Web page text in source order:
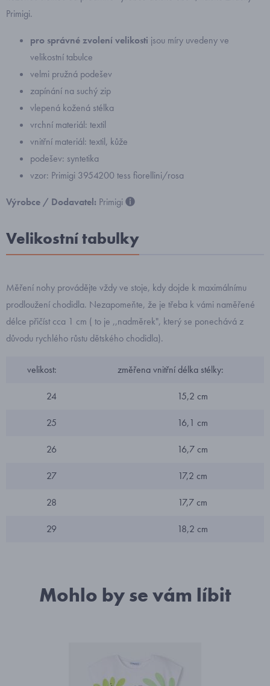
Primigi.
pro správné zvolení velikosti jsou míry uvedeny ve
velikostní tabulce
velmi pružná podešev
zapínání na suchý zip
vlepená kožená stélka
vrchní materiál: textil
vnitřní materiál: textil, kůže
podešev: syntetika
vzor: Primigi 3954200 tess fiorellini/rosa
Výrobce / Dodavatel: Primigi
Velikostní tabulky
Měření nohy provádějte vždy ve stoje, kdy dojde k maximálnímu
prodloužení chodidla. Nezapomeňte, že je třeba k vámi naměřené
délce přičíst cca 1 cm ( to je ,,nadměrek", který se ponechává z
důvodu rychlého růstu dětského chodidla).
velikost: změřena vnitřní délka stélky:
24 15,2 cm
25 16,1 cm
26 16,7 cm
27 17,2 cm
28 17,7 cm
29 18,2 cm
Mohlo by se vám líbit